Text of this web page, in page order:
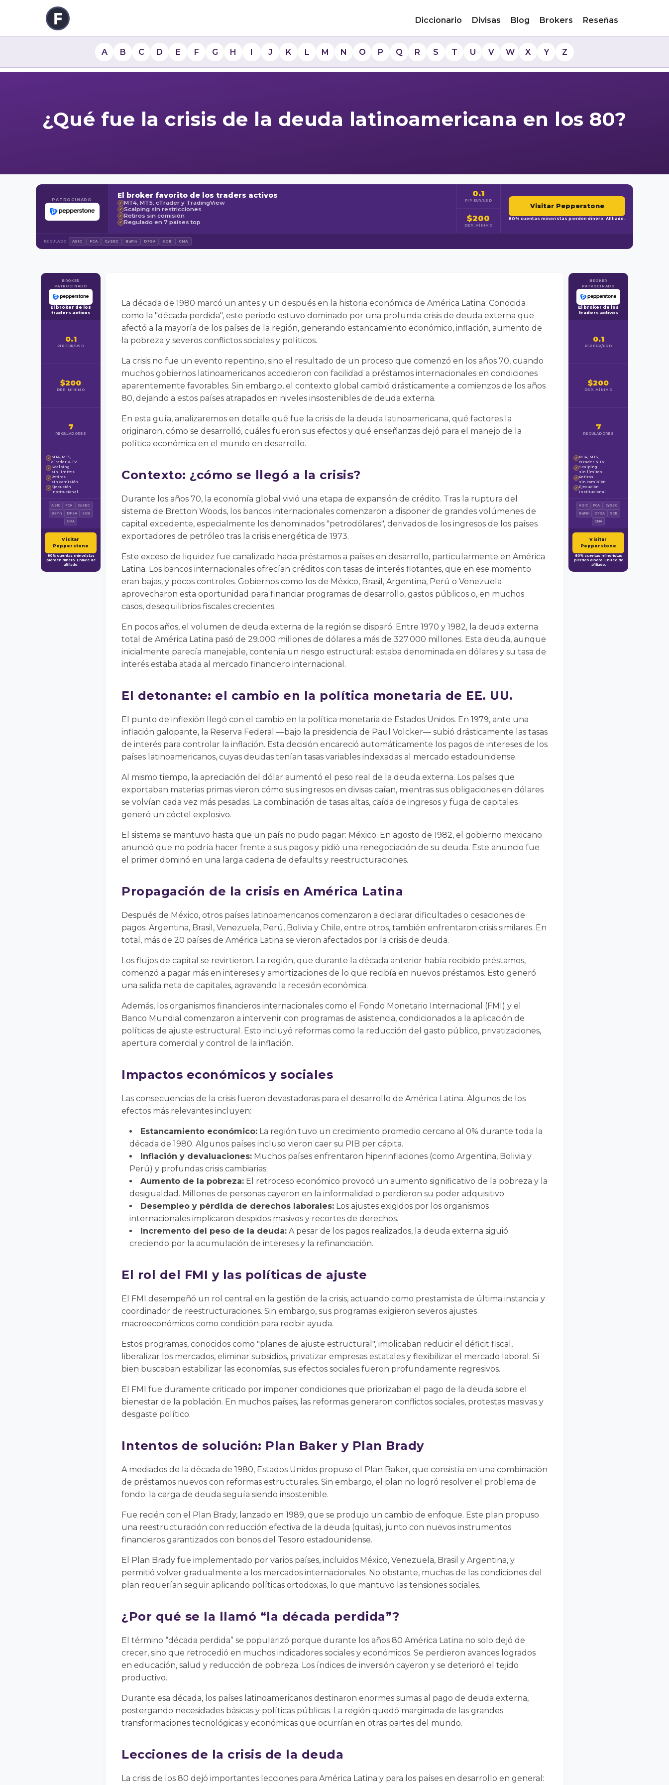
Diccionario Divisas Blog Brokers Reseñas
A B C D E F G H I J K L M N O P Q R S T U V W X Y Z
¿Qué fue la crisis de la deuda latinoamericana en los 80?
PATROCINADO El broker favorito de los traders activos
✓ MT4, MT5, cTrader y TradingView
✓ Scalping sin restricciones
✓ Retiros sin comisión
✓ Regulado en 7 países top
0.1
PIP EUR/USD
$200
DEP. MÍNIMO
Visitar Pepperstone
80% cuentas minoristas pierden dinero. Afiliado.
REGULADO: ASIC FCA CySEC BaFin DFSA SCB CMA
BROKER
PATROCINADO
El broker de los
traders activos
0.1
PIP EUR/USD
$200
DEP. MÍNIMO
7
REGULADORES
✓ MT4, MT5,
cTrader & TV
✓ Scalping
sin límites
✓ Retiros
sin comisión
✓ Ejecución
institucional
ASIC FCA
CySEC
BaFin
DFSA
SCB
CMA
Visitar
Pepperstone
80% cuentas minoristas
pierden dinero. Enlace de
afiliado.
La década de 1980 marcó un antes y un después en la historia económica de América Latina. Conocida
como la "década perdida", este periodo estuvo dominado por una profunda crisis de deuda externa que
afectó a la mayoría de los países de la región, generando estancamiento económico, inflación, aumento de
la pobreza y severos conflictos sociales y políticos.
La crisis no fue un evento repentino, sino el resultado de un proceso que comenzó en los años 70, cuando
muchos gobiernos latinoamericanos accedieron con facilidad a préstamos internacionales en condiciones
aparentemente favorables. Sin embargo, el contexto global cambió drásticamente a comienzos de los años
80, dejando a estos países atrapados en niveles insostenibles de deuda externa.
En esta guía, analizaremos en detalle qué fue la crisis de la deuda latinoamericana, qué factores la
originaron, cómo se desarrolló, cuáles fueron sus efectos y qué enseñanzas dejó para el manejo de la
política económica en el mundo en desarrollo.
Contexto: ¿cómo se llegó a la crisis?
Durante los años 70, la economía global vivió una etapa de expansión de crédito. Tras la ruptura del
sistema de Bretton Woods, los bancos internacionales comenzaron a disponer de grandes volúmenes de
capital excedente, especialmente los denominados "petrodólares", derivados de los ingresos de los países
exportadores de petróleo tras la crisis energética de 1973.
Este exceso de liquidez fue canalizado hacia préstamos a países en desarrollo, particularmente en América
Latina. Los bancos internacionales ofrecían créditos con tasas de interés flotantes, que en ese momento
eran bajas, y pocos controles. Gobiernos como los de México, Brasil, Argentina, Perú o Venezuela
aprovecharon esta oportunidad para financiar programas de desarrollo, gastos públicos o, en muchos
casos, desequilibrios fiscales crecientes.
En pocos años, el volumen de deuda externa de la región se disparó. Entre 1970 y 1982, la deuda externa
total de América Latina pasó de 29.000 millones de dólares a más de 327.000 millones. Esta deuda, aunque
inicialmente parecía manejable, contenía un riesgo estructural: estaba denominada en dólares y su tasa de
interés estaba atada al mercado financiero internacional.
El detonante: el cambio en la política monetaria de EE. UU.
El punto de inflexión llegó con el cambio en la política monetaria de Estados Unidos. En 1979, ante una
inflación galopante, la Reserva Federal —bajo la presidencia de Paul Volcker— subió drásticamente las tasas
de interés para controlar la inflación. Esta decisión encareció automáticamente los pagos de intereses de los
países latinoamericanos, cuyas deudas tenían tasas variables indexadas al mercado estadounidense.
Al mismo tiempo, la apreciación del dólar aumentó el peso real de la deuda externa. Los países que
exportaban materias primas vieron cómo sus ingresos en divisas caían, mientras sus obligaciones en dólares
se volvían cada vez más pesadas. La combinación de tasas altas, caída de ingresos y fuga de capitales
generó un cóctel explosivo.
El sistema se mantuvo hasta que un país no pudo pagar: México. En agosto de 1982, el gobierno mexicano
anunció que no podría hacer frente a sus pagos y pidió una renegociación de su deuda. Este anuncio fue
el primer dominó en una larga cadena de defaults y reestructuraciones.
Propagación de la crisis en América Latina
Después de México, otros países latinoamericanos comenzaron a declarar dificultades o cesaciones de
pagos. Argentina, Brasil, Venezuela, Perú, Bolivia y Chile, entre otros, también enfrentaron crisis similares. En
total, más de 20 países de América Latina se vieron afectados por la crisis de deuda.
Los flujos de capital se revirtieron. La región, que durante la década anterior había recibido préstamos,
comenzó a pagar más en intereses y amortizaciones de lo que recibía en nuevos préstamos. Esto generó
una salida neta de capitales, agravando la recesión económica.
Además, los organismos financieros internacionales como el Fondo Monetario Internacional (FMI) y el
Banco Mundial comenzaron a intervenir con programas de asistencia, condicionados a la aplicación de
políticas de ajuste estructural. Esto incluyó reformas como la reducción del gasto público, privatizaciones,
apertura comercial y control de la inflación.
Impactos económicos y sociales
Las consecuencias de la crisis fueron devastadoras para el desarrollo de América Latina. Algunos de los
efectos más relevantes incluyen:
Estancamiento económico: La región tuvo un crecimiento promedio cercano al 0% durante toda la
década de 1980. Algunos países incluso vieron caer su PIB per cápita.
Inflación y devaluaciones: Muchos países enfrentaron hiperinflaciones (como Argentina, Bolivia y
Perú) y profundas crisis cambiarias.
Aumento de la pobreza: El retroceso económico provocó un aumento significativo de la pobreza y la
desigualdad. Millones de personas cayeron en la informalidad o perdieron su poder adquisitivo.
Desempleo y pérdida de derechos laborales: Los ajustes exigidos por los organismos
internacionales implicaron despidos masivos y recortes de derechos.
Incremento del peso de la deuda: A pesar de los pagos realizados, la deuda externa siguió
creciendo por la acumulación de intereses y la refinanciación.
El rol del FMI y las políticas de ajuste
El FMI desempeñó un rol central en la gestión de la crisis, actuando como prestamista de última instancia y
coordinador de reestructuraciones. Sin embargo, sus programas exigieron severos ajustes
macroeconómicos como condición para recibir ayuda.
Estos programas, conocidos como "planes de ajuste estructural", implicaban reducir el déficit fiscal,
liberalizar los mercados, eliminar subsidios, privatizar empresas estatales y flexibilizar el mercado laboral. Si
bien buscaban estabilizar las economías, sus efectos sociales fueron profundamente regresivos.
El FMI fue duramente criticado por imponer condiciones que priorizaban el pago de la deuda sobre el
bienestar de la población. En muchos países, las reformas generaron conflictos sociales, protestas masivas y
desgaste político.
Intentos de solución: Plan Baker y Plan Brady
A mediados de la década de 1980, Estados Unidos propuso el Plan Baker, que consistía en una combinación
de préstamos nuevos con reformas estructurales. Sin embargo, el plan no logró resolver el problema de
fondo: la carga de deuda seguía siendo insostenible.
Fue recién con el Plan Brady, lanzado en 1989, que se produjo un cambio de enfoque. Este plan propuso
una reestructuración con reducción efectiva de la deuda (quitas), junto con nuevos instrumentos
financieros garantizados con bonos del Tesoro estadounidense.
El Plan Brady fue implementado por varios países, incluidos México, Venezuela, Brasil y Argentina, y
permitió volver gradualmente a los mercados internacionales. No obstante, muchas de las condiciones del
plan requerían seguir aplicando políticas ortodoxas, lo que mantuvo las tensiones sociales.
¿Por qué se la llamó “la década perdida”?
El término “década perdida” se popularizó porque durante los años 80 América Latina no solo dejó de
crecer, sino que retrocedió en muchos indicadores sociales y económicos. Se perdieron avances logrados
en educación, salud y reducción de pobreza. Los índices de inversión cayeron y se deterioró el tejido
productivo.
Durante esa década, los países latinoamericanos destinaron enormes sumas al pago de deuda externa,
postergando necesidades básicas y políticas públicas. La región quedó marginada de las grandes
transformaciones tecnológicas y económicas que ocurrían en otras partes del mundo.
Lecciones de la crisis de la deuda
La crisis de los 80 dejó importantes lecciones para América Latina y para los países en desarrollo en general:
BROKER
PATROCINADO
El broker de los
traders activos
0.1
PIP EUR/USD
$200
DEP. MÍNIMO
7
REGULADORES
✓ MT4, MT5,
cTrader & TV
✓ Scalping
sin límites
✓ Retiros
sin comisión
✓ Ejecución
institucional
ASIC FCA
CySEC
BaFin
DFSA
SCB
CMA
Visitar
Pepperstone
80% cuentas minoristas
pierden dinero. Enlace de
afiliado.